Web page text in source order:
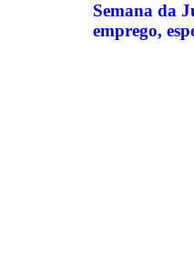
Semana da
emprego,